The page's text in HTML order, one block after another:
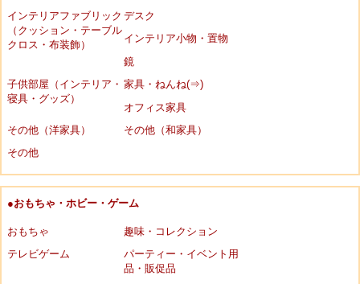
インテリアファブリック
（クッション・テーブル
クロス・布装飾）
デスク
インテリア小物・置物
鏡
子供部屋（インテリア・
寝具・グッズ）
家具・ねんね(⇒)
オフィス家具
その他（洋家具）
その他（和家具）
その他
●おもちゃ・ホビー・ゲーム
おもちゃ
趣味・コレクション
テレビゲーム
パーティー・イベント用
品・販促品